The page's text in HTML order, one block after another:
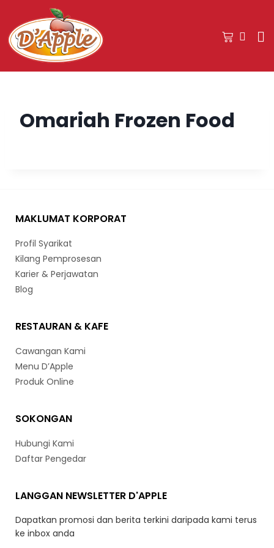
Omariah Frozen Food
MAKLUMAT KORPORAT
Profil Syarikat
Kilang Pemprosesan
Karier & Perjawatan
Blog
RESTAURAN & KAFE
Cawangan Kami
Menu D’Apple
Produk Online
SOKONGAN
Hubungi Kami
Daftar Pengedar
LANGGAN NEWSLETTER D'APPLE
Dapatkan promosi dan berita terkini daripada kami terus
ke inbox anda